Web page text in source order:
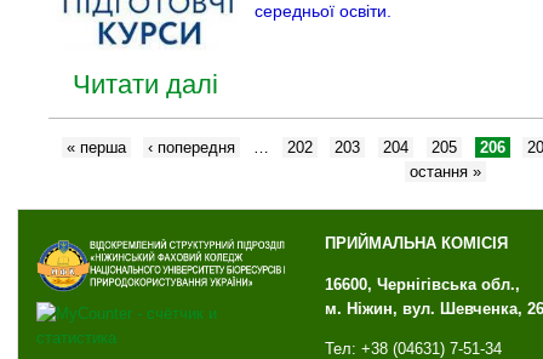
середньої освіти.
Читати далі
« перша ‹ попередня 202 203 204 205 206
остання »
ПРИЙМАЛЬНА КОМІСІЯ
16600, Чернігівська обл.,
м. Ніжин, вул. Шевченка, 26
Тел: +38 (04631) 7-51-34